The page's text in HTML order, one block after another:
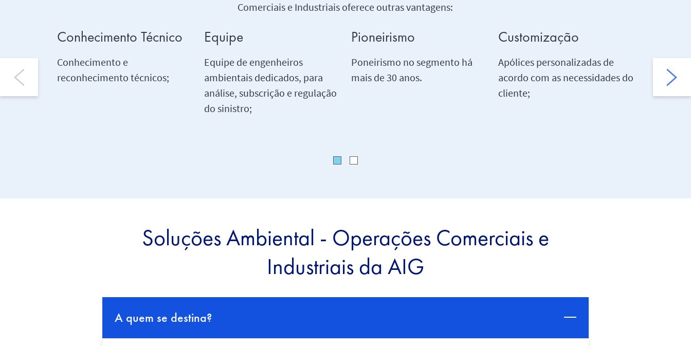
Comerciais e Industriais oferece outras vantagens:
Conhecimento Técnico
Conhecimento e
reconhecimento técnicos;
Equipe
Equipe de engenheiros
ambientais dedicados, para
análise, subscrição e regulação
do sinistro;
Pioneirismo
Poneirismo no segmento há
mais de 30 anos.
Customização
Apólices personalizadas de
acordo com as necessidades do
cliente;
Ampla
Soluções Ambiental - Operações Comerciais e
Industriais da AIG
A quem se destina?